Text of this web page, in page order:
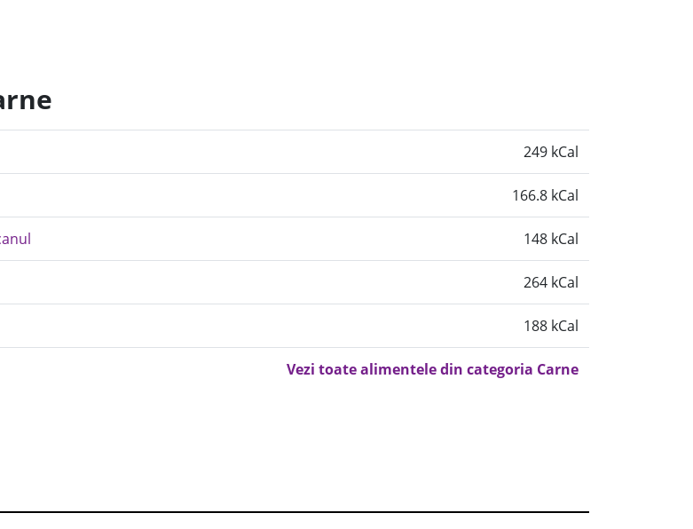
249 kCal
166.8 kCal
148 kCal
264 kCal
188 kCal
Vezi toate alimentele din categoria Carne